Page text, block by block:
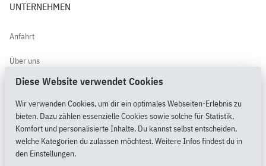
UNTERNEHMEN
Anfahrt
Über uns
Kundenbewertungen
PimpMyPony.shop®
Diese Website verwendet Cookies
Wir verwenden Cookies, um dir ein optimales Webseiten-Erlebnis zu
bieten. Dazu zählen essenzielle Cookies sowie solche für Statistik,
Komfort und personalisierte Inhalte. Du kannst selbst entscheiden,
welche Kategorien du zulassen möchtest. Weitere Infos findest du in
den Einstellungen.